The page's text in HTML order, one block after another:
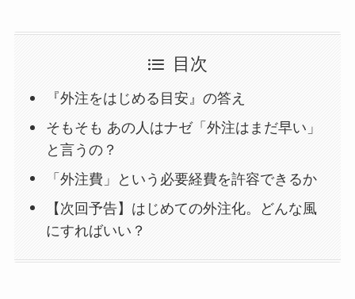
目次
『外注をはじめる目安』の答え
そもそも あの人はナゼ「外注はまだ早い」
と言うの？
「外注費」という必要経費を許容できるか
【次回予告】はじめての外注化。どんな風
にすればいい？